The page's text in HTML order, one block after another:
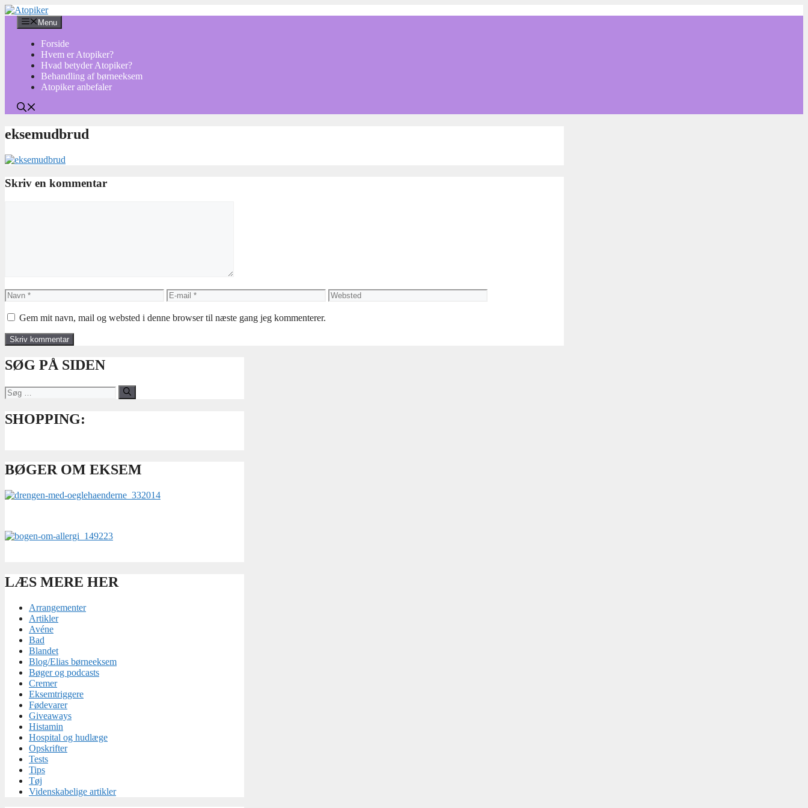
Hop
indhold
Menu
Forside
Hvem er Atopiker?
Hvad betyder Atopiker?
Behandling af børneeksem
Atopiker anbefaler
eksemudbrud
Skriv en kommentar
Navn
E-
mail
Websted
Gem mit navn, mail og websted i denne browser til næste gang jeg kommenterer.
SØG PÅ SIDEN
Søg
efter:
SHOPPING:
BØGER OM EKSEM
LÆS MERE HER
Arrangementer
Artikler
Avéne
Bad
Blandet
Blog/Elias børneeksem
Bøger og podcasts
Cremer
Eksemtriggere
Fødevarer
Giveaways
Histamin
Hospital og hudlæge
Opskrifter
Tests
Tips
Tøj
Videnskabelige artikler